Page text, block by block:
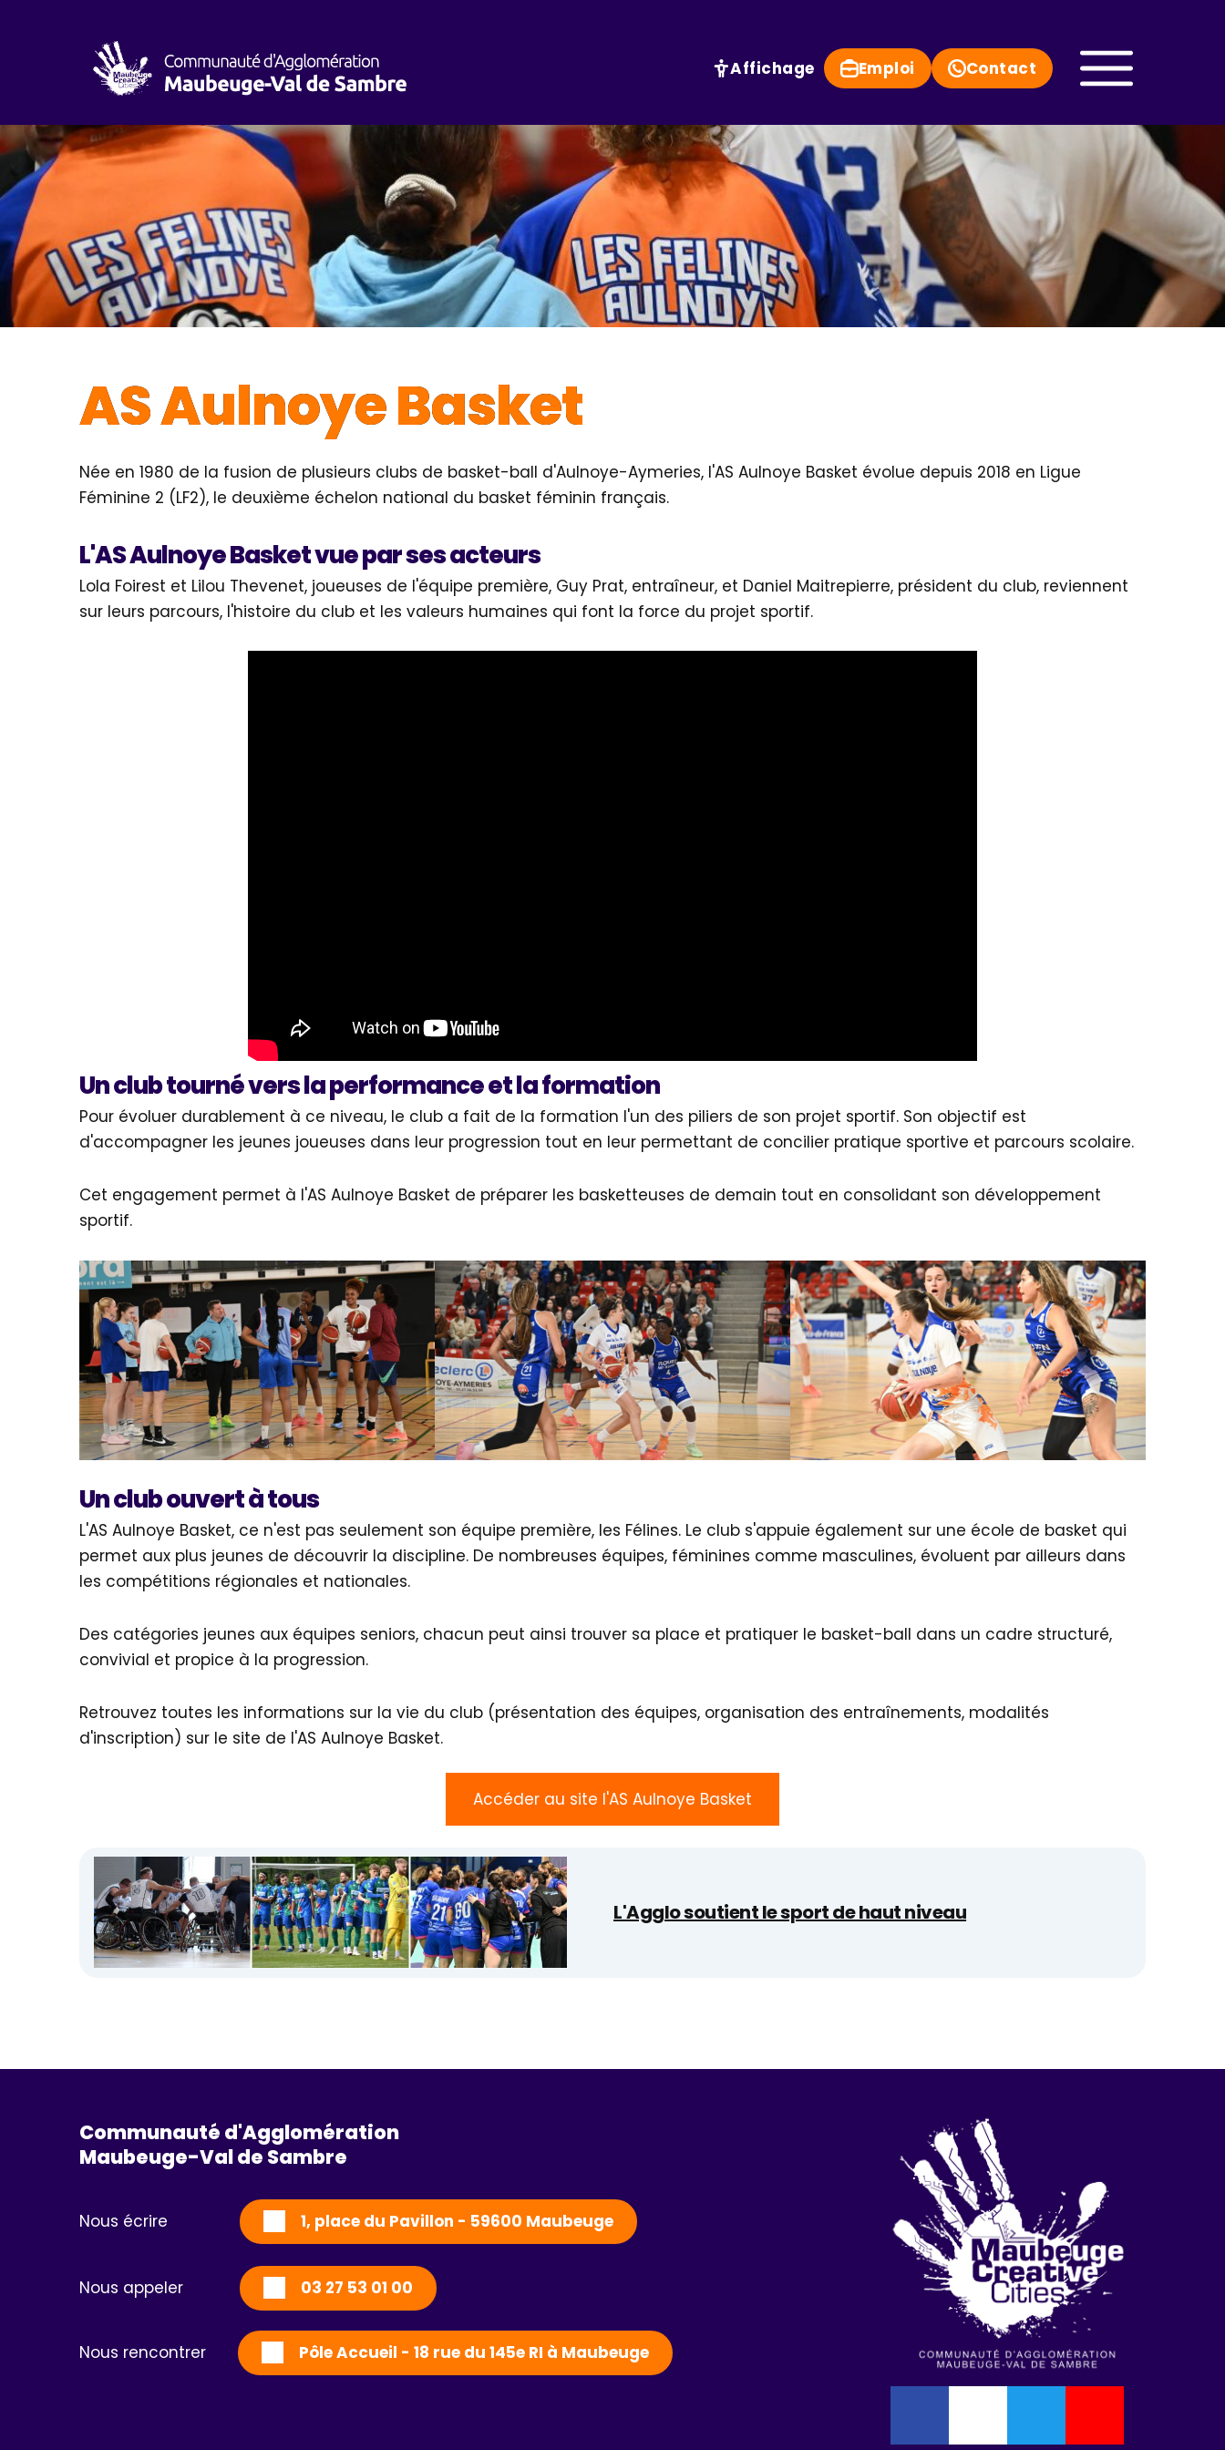
Affichage Emploi Contact
AS Aulnoye Basket
Née en 1980 de la fusion de plusieurs clubs de basket-ball d'Aulnoye-Aymeries, l'AS Aulnoye Basket évolue depuis 2018 en Ligue
Féminine 2 (LF2), le deuxième échelon national du basket féminin français.
L'AS Aulnoye Basket vue par ses acteurs
Lola Foirest et Lilou Thevenet, joueuses de l'équipe première, Guy Prat, entraîneur, et Daniel Maitrepierre, président du club, reviennent
sur leurs parcours, l'histoire du club et les valeurs humaines qui font la force du projet sportif.
Un club tourné vers la performance et la formation
Pour évoluer durablement à ce niveau, le club a fait de la formation l'un des piliers de son projet sportif. Son objectif est
d'accompagner les jeunes joueuses dans leur progression tout en leur permettant de concilier pratique sportive et parcours scolaire.
Cet engagement permet à l'AS Aulnoye Basket de préparer les basketteuses de demain tout en consolidant son développement
sportif.
Un club ouvert à tous
L'AS Aulnoye Basket, ce n'est pas seulement son équipe première, les Félines. Le club s'appuie également sur une école de basket qui
permet aux plus jeunes de découvrir la discipline. De nombreuses équipes, féminines comme masculines, évoluent par ailleurs dans
les compétitions régionales et nationales.
Des catégories jeunes aux équipes seniors, chacun peut ainsi trouver sa place et pratiquer le basket-ball dans un cadre structuré,
convivial et propice à la progression.
Retrouvez toutes les informations sur la vie du club (présentation des équipes, organisation des entraînements, modalités
d'inscription) sur le site de l'AS Aulnoye Basket.
Accéder au site l'AS Aulnoye Basket
L'Agglo soutient le sport de haut niveau
Communauté d'Agglomération
Maubeuge-Val de Sambre
Nous écrire 1, place du Pavillon - 59600 Maubeuge
Nous appeler 03 27 53 01 00
Nous rencontrer Pôle Accueil - 18 rue du 145e RI à Maubeuge